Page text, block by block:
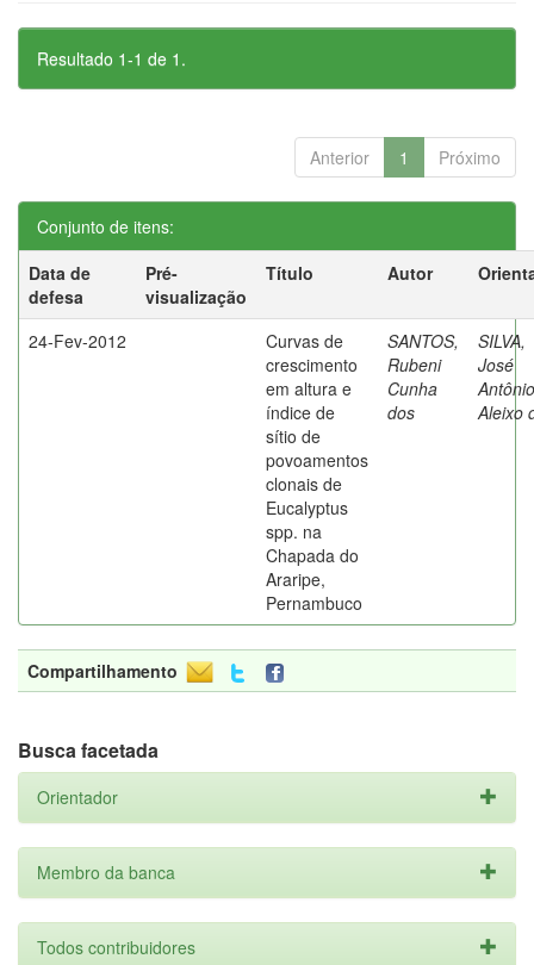
Resultado 1-1 de 1.
Anterior 1 Próximo
Conjunto de itens:
Data de
defesa
Pré-
visualização
Título Autor
24-Fev-2012
Curvas de
crescimento
em altura e
índice de
sítio de
povoamentos
clonais de
Eucalyptus
spp. na
Chapada do
Araripe,
Pernambuco
SANTOS,
Rubeni
Cunha
dos
SILVA,
José
Antônio
Aleixo
Compartilhamento
Busca facetada
Orientador
Membro da banca
Todos contribuidores